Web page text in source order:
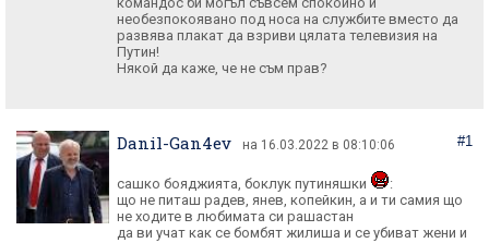
необезпокоявано под носа на службите вместо да
развява плакат да взриви цялата телевизия на
Путин!
Някой да каже, че не съм прав?
Danil-Gan4ev на 16.03.2022 в 08:10:06 #1
сашко бояджията, боклук путиняшки
:
що не питаш радев, янев, копейкин, а и ти самия що
не ходите в любимата си рашастан
да ви учат как се бомбят жилиша и се убиват жени и